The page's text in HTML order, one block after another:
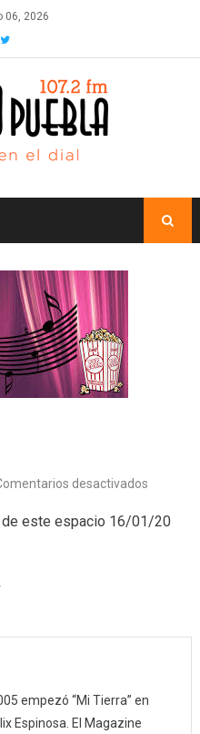
06, 2026
desactivadosen
de
de este espacio 16/01/20
empezó “Mi Tierra” en
Espinosa. El Magazine